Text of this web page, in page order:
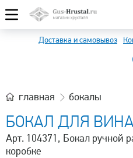
Доставка и самовывоз
главная бокалы
БОКАЛ ДЛЯ
Арт. 104371, Бокал ручной
коробке